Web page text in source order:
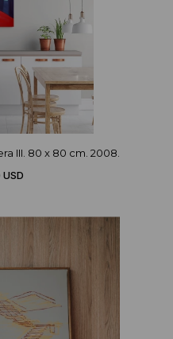
III. 80 x 80 cm. 2008.